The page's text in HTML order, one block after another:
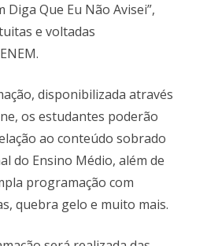
Diga Que Eu Não Avisei”,
e voltadas
disponibilizada através
os estudantes poderão
ao conteúdo sobrado
do Ensino Médio, além de
programação com
quebra gelo e muito mais.